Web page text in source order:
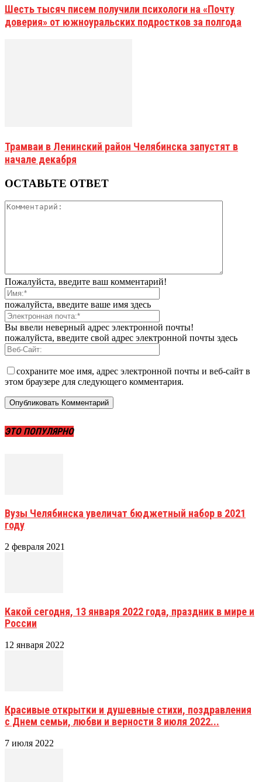
Шесть тысяч писем получили психологи на «Почту
доверия» от южноуральских подростков за полгода
Трамваи в Ленинский район Челябинска запустят в
начале декабря
ОСТАВЬТЕ ОТВЕТ
Пожалуйста, введите ваш комментарий!
пожалуйста, введите ваше имя здесь
Вы ввели неверный адрес электронной почты!
пожалуйста, введите свой адрес электронной почты здесь
сохраните мое имя, адрес электронной почты и веб-сайт в
этом браузере для следующего комментария.
ЭТО ПОПУЛЯРНО
Вузы Челябинска увеличат бюджетный набор в 2021
году
2 февраля 2021
Какой сегодня, 13 января 2022 года, праздник в мире и
России
12 января 2022
Красивые открытки и душевные стихи, поздравления
с Днем семьи, любви и верности 8 июля 2022...
7 июля 2022